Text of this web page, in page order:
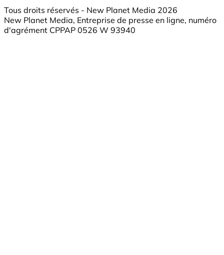
Tous droits réservés - New Planet Media 2026
New Planet Media, Entreprise de presse en ligne, numéro
d'agrément CPPAP 0526 W 93940